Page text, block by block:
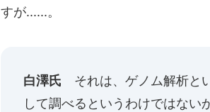
すが......。
白澤氏 それは、ゲノム解析と
して調べるというわけではな